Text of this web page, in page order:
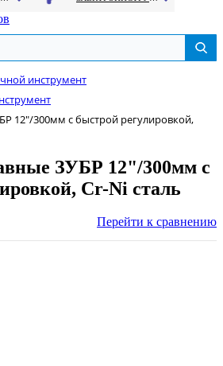
инструмент
12"/300мм с быстрой регулировкой,
ЗУБР 12"/300мм с
Cr-Ni сталь
Перейти к сравнению